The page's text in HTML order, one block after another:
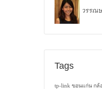
วรรณ
Tags
tp-link ขอนแก่น กล้